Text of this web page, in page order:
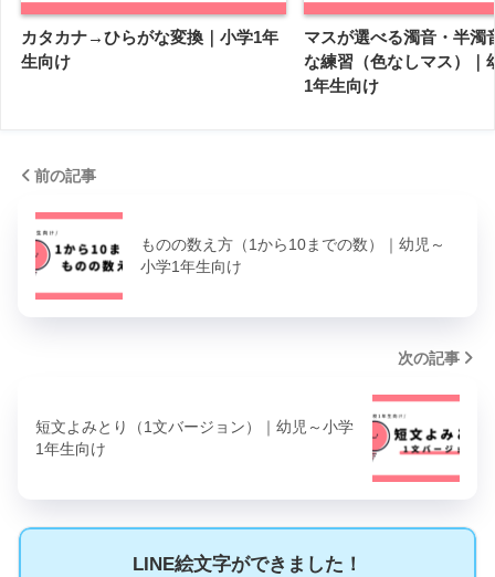
カタカナ→ひらがな変換｜小学1年
生向け
マスが選べる濁音・半濁
な練習（色なしマス）｜
1年生向け
前の記事
ものの数え方（1から10までの数）｜幼児～
小学1年生向け
次の記事
短文よみとり（1文バージョン）｜幼児～小学
1年生向け
LINE絵文字ができました！